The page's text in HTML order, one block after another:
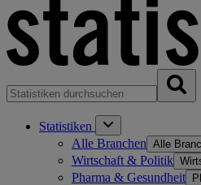
Statistiken
Alle Branchen Alle
Wirtschaft & Politik
Pharma & Gesundheit